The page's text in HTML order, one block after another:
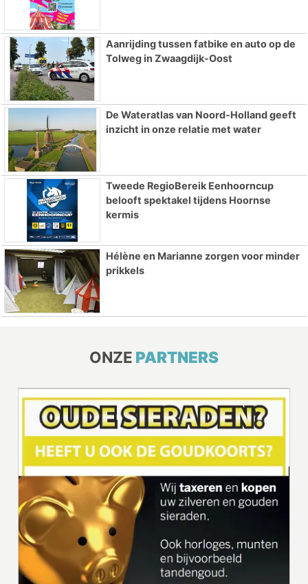
Aanrijding tussen fatbike en auto op de
Tolweg in Zwaagdijk-Oost
De Wateratlas van Noord-Holland geeft
inzicht in onze relatie met water
Tweede RegioBereik Eenhoorncup
belooft spektakel tijdens Hoornse
kermis
Hélène en Marianne zorgen voor minder
prikkels
ONZE PARTNERS